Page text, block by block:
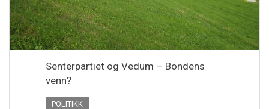
Senterpartiet og Vedum – Bondens
venn?
POLITIKK